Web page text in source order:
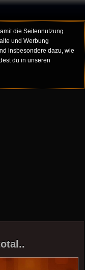
die Seitennutzung
und Werbung
insbesondere dazu, wie
du in unseren